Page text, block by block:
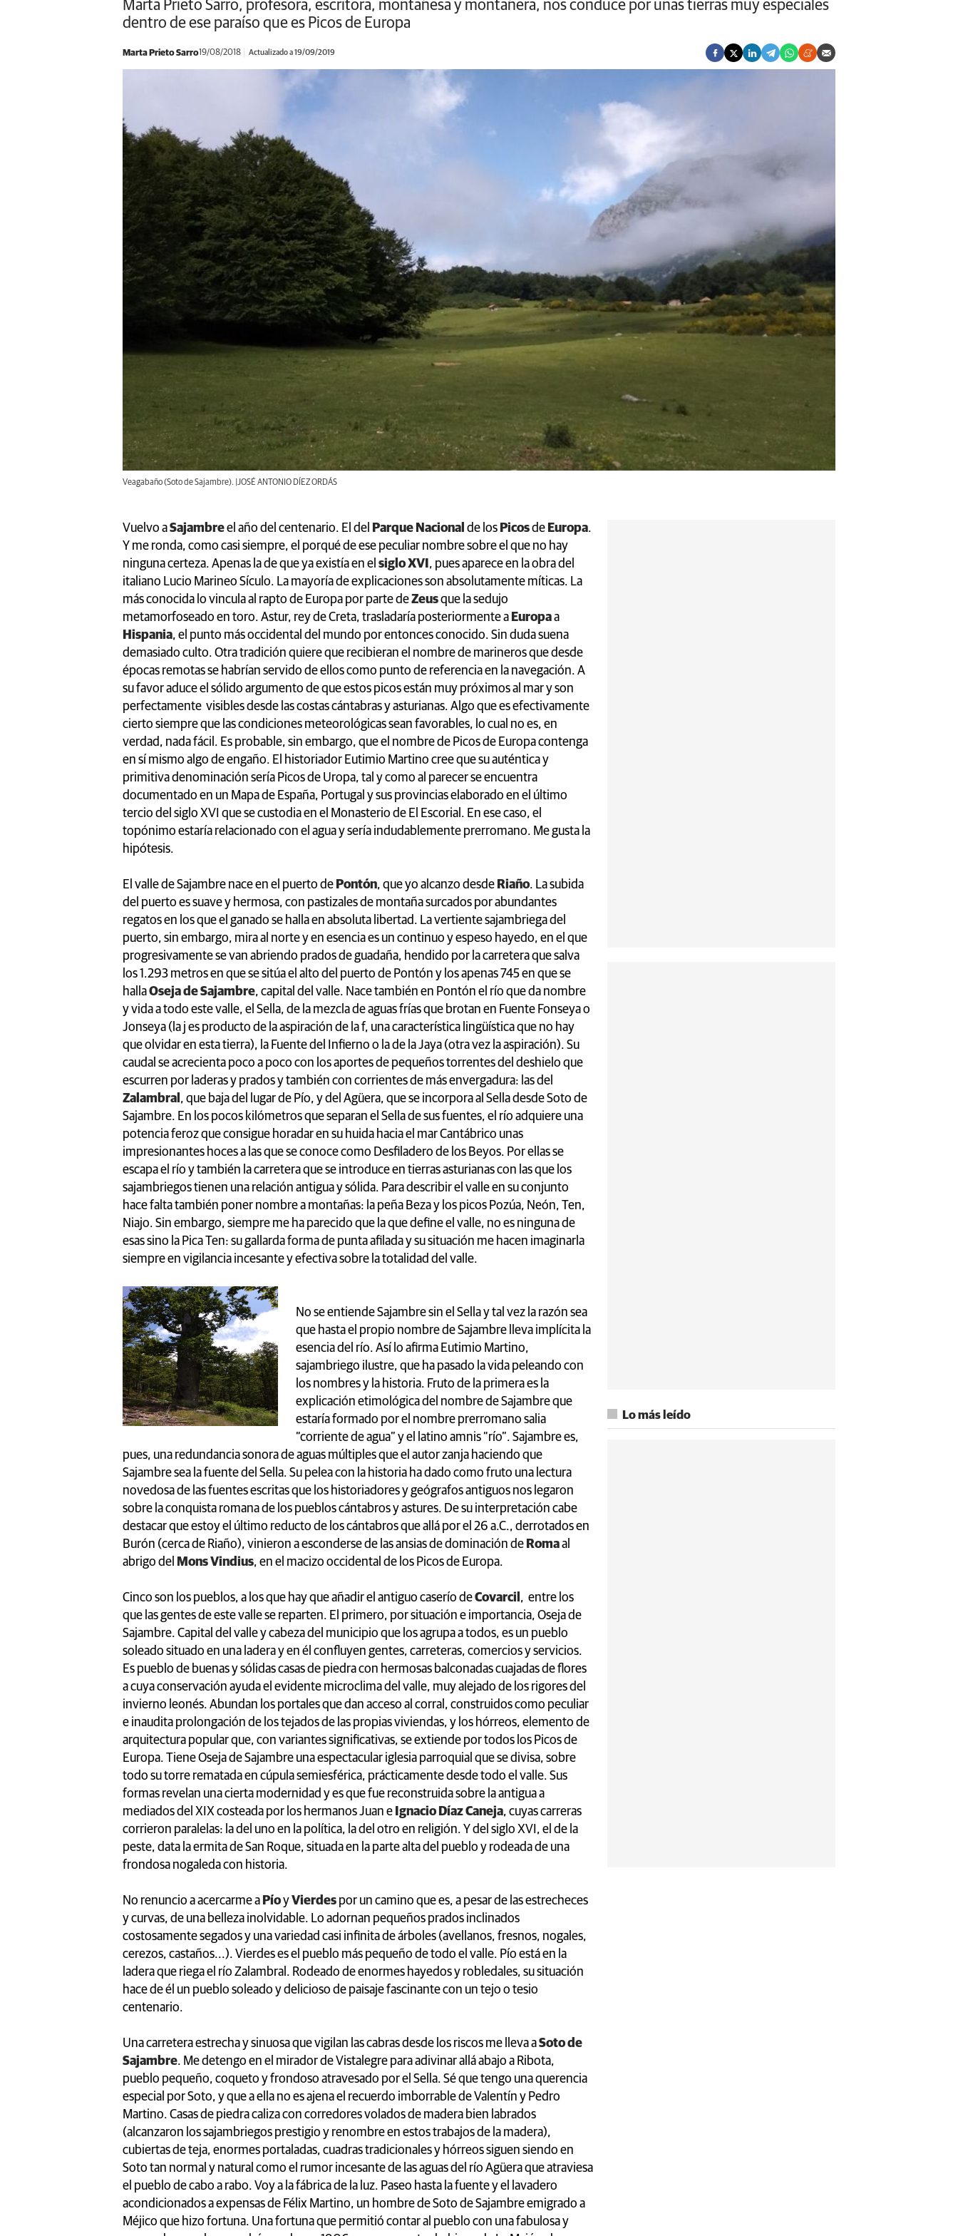
Marta Prieto Sarro, profesora, escritora, montañesa y montañera, nos conduce por unas tierras muy especiales
dentro de ese paraíso que es Picos de Europa
Marta Prieto Sarro19/08/2018 Actualizado a 19/09/2019
Veagabaño (Soto de Sajambre). |JOSÉ ANTONIO DÍEZ ORDÁS
Vuelvo aSajambreel año del centenario. El del Parque Nacional de los Picosde Europa.
Y me ronda, como casi siempre, el porqué de ese peculiar nombre sobre el que no hay
ninguna certeza. Apenas la de que ya existía en el siglo XVI , pues aparece en la obra del
italiano Lucio Marineo Sículo. La mayoría de explicaciones son absolutamente míticas. La
más conocida lo vincula al rapto de Europa por parte deZeusque la sedujo
metamorfoseado en toro. Astur, rey de Creta, trasladaría posteriormente a Europaa
Hispania, el punto más occidental del mundo por entonces conocido. Sin duda suena
demasiado culto. Otra tradición quiere que recibieran el nombre de marineros que desde
épocas remotas se habrían servido de ellos como punto de referencia en la navegación. A
su favor aduce el sólido argumento de que estos picos están muy próximos al mar y son
perfectamente visibles desde las costas cántabras y asturianas. Algo que es efectivamente
cierto siempre que las condiciones meteorológicas sean favorables, lo cual no es, en
verdad, nada fácil. Es probable, sin embargo, que el nombre de Picos de Europa contenga
en sí mismo algo de engaño. El historiador Eutimio Martino cree que su auténtica y
primitiva denominación sería Picos de Uropa, tal y como al parecer se encuentra
documentado en un Mapa de España, Portugal y sus provincias elaborado en el último
tercio del siglo XVI que se custodia en el Monasterio de El Escorial. En ese caso, el
topónimo estaría relacionado con el agua y sería indudablemente prerromano. Me gusta la
hipótesis.
El valle de Sajambre nace en el puerto de Pontón, que yo alcanzo desde Riaño. La subida
del puerto es suave y hermosa, con pastizales de montaña surcados por abundantes
regatos en los que el ganado se halla en absoluta libertad. La vertiente sajambriega del
puerto, sin embargo, mira al norte y en esencia es un continuo y espeso hayedo, en el que
progresivamente se van abriendo prados de guadaña, hendido por la carretera que salva
los 1.293 metros en que se sitúa el alto del puerto de Pontón y los apenas 745 en que se
hallaOseja de Sajambre, capital del valle. Nace también en Pontón el río que da nombre
y vida a todo este valle, el Sella, de la mezcla de aguas frías que brotan en Fuente Fonseya o
Jonseya (la j es producto de la aspiración de la f, una característica lingüística que no hay
que olvidar en esta tierra), la Fuente del Infierno o la de la Jaya (otra vez la aspiración). Su
caudal se acrecienta poco a poco con los aportes de pequeños torrentes del deshielo que
escurren por laderas y prados y también con corrientes de más envergadura: las del
Zalambral , que baja del lugar de Pío, y del Agüera, que se incorpora al Sella desde Soto de
Sajambre. En los pocos kilómetros que separan el Sella de sus fuentes, el río adquiere una
potencia feroz que consigue horadar en su huida hacia el mar Cantábrico unas
impresionantes hoces a las que se conoce como Desfiladero de los Beyos. Por ellas se
escapa el río y también la carretera que se introduce en tierras asturianas con las que los
sajambriegos tienen una relación antigua y sólida. Para describir el valle en su conjunto
hace falta también poner nombre a montañas: la peña Beza y los picos Pozúa, Neón, Ten,
Niajo. Sin embargo, siempre me ha parecido que la que define el valle, no es ninguna de
esas sino la Pica Ten: su gallarda forma de punta afilada y su situación me hacen imaginarla
siempre en vigilancia incesante y efectiva sobre la totalidad del valle.
No se entiende Sajambre sin el Sella y tal vez la razón sea
que hasta el propio nombre de Sajambre lleva implícita la
esencia del río. Así lo afirma Eutimio Martino,
sajambriego ilustre, que ha pasado la vida peleando con
los nombres y la historia. Fruto de la primera es la
explicación etimológica del nombre de Sajambre que
estaría formado por el nombre prerromano salia
“corriente de agua” y el latino amnis “río”. Sajambre es,
pues, una redundancia sonora de aguas múltiples que el autor zanja haciendo que
Sajambre sea la fuente del Sella. Su pelea con la historia ha dado como fruto una lectura
novedosa de las fuentes escritas que los historiadores y geógrafos antiguos nos legaron
sobre la conquista romana de los pueblos cántabros y astures. De su interpretación cabe
destacar que estoy el último reducto de los cántabros que allá por el 26 a.C., derrotados en
Burón (cerca de Riaño), vinieron a esconderse de las ansias de dominación de Romaal
abrigo del Mons Vindius, en el macizo occidental de los Picos de Europa.
Cinco son los pueblos, a los que hay que añadir el antiguo caserío deCovarcil , entre los
que las gentes de este valle se reparten. El primero, por situación e importancia, Oseja de
Sajambre. Capital del valle y cabeza del municipio que los agrupa a todos, es un pueblo
soleado situado en una ladera y en él confluyen gentes, carreteras, comercios y servicios.
Es pueblo de buenas y sólidas casas de piedra con hermosas balconadas cuajadas de flores
a cuya conservación ayuda el evidente microclima del valle, muy alejado de los rigores del
invierno leonés. Abundan los portales que dan acceso al corral, construidos como peculiar
e inaudita prolongación de los tejados de las propias viviendas, y los hórreos, elemento de
arquitectura popular que, con variantes significativas, se extiende por todos los Picos de
Europa. Tiene Oseja de Sajambre una espectacular iglesia parroquial que se divisa, sobre
todo su torre rematada en cúpula semiesférica, prácticamente desde todo el valle. Sus
formas revelan una cierta modernidad y es que fue reconstruida sobre la antigua a
mediados del XIX costeada por los hermanos Juan e Ignacio Díaz Caneja, cuyas carreras
corrieron paralelas: la del uno en la política, la del otro en religión. Y del siglo XVI, el de la
peste, data la ermita de San Roque, situada en la parte alta del pueblo y rodeada de una
frondosa nogaleda con historia.
No renuncio a acercarme a PíoyVierdes por un camino que es, a pesar de las estrecheces
y curvas, de una belleza inolvidable. Lo adornan pequeños prados inclinados
costosamente segados y una variedad casi infinita de árboles (avellanos, fresnos, nogales,
cerezos, castaños...). Vierdes es el pueblo más pequeño de todo el valle. Pío está en la
ladera que riega el río Zalambral. Rodeado de enormes hayedos y robledales, su situación
hace de él un pueblo soleado y delicioso de paisaje fascinante con un tejo o tesio
centenario.
Una carretera estrecha y sinuosa que vigilan las cabras desde los riscos me lleva aSoto de
Sajambre. Me detengo en el mirador de Vistalegre para adivinar allá abajo a Ribota,
pueblo pequeño, coqueto y frondoso atravesado por el Sella. Sé que tengo una querencia
especial por Soto, y que a ella no es ajena el recuerdo imborrable de Valentín y Pedro
Martino. Casas de piedra caliza con corredores volados de madera bien labrados
(alcanzaron los sajambriegos prestigio y renombre en estos trabajos de la madera),
cubiertas de teja, enormes portaladas, cuadras tradicionales y hórreos siguen siendo en
Soto tan normal y natural como el rumor incesante de las aguas del río Agüera que atraviesa
el pueblo de cabo a rabo. Voy a la fábrica de la luz. Paseo hasta la fuente y el lavadero
acondicionados a expensas de Félix Martino, un hombre de Soto de Sajambre emigrado a
Méjico que hizo fortuna. Una fortuna que permitió contar al pueblo con una fabulosa y
Lo más leído